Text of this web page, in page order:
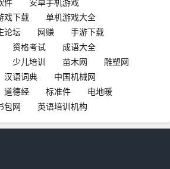
戏下载
单机游戏大全
论坛 网赚
手游下载
资格考试
成语大全
少儿培训 苗木网
雕塑网
汉语词典
中国机械网
道德经 标准件
电地暖
包网 英语培训机构